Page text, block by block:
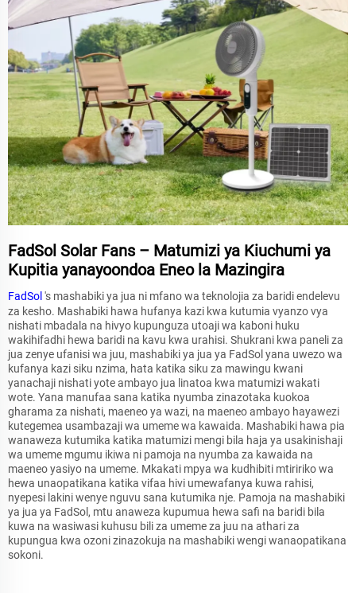
FadSol Solar Fans – Matumizi ya Kiuchumi ya
Kupitia yanayoondoa Eneo la Mazingira
FadSol's mashabiki ya jua ni mfano wa teknolojia za baridi endelevu
za kesho. Mashabiki hawa hufanya kazi kwa kutumia vyanzo vya
nishati mbadala na hivyo kupunguza utoaji wa kaboni huku
wakihifadhi hewa baridi na kavu kwa urahisi. Shukrani kwa paneli za
jua zenye ufanisi wa juu, mashabiki ya jua ya FadSol yana uwezo wa
kufanya kazi siku nzima, hata katika siku za mawingu kwani
yanachaji nishati yote ambayo jua linatoa kwa matumizi wakati
wote. Yana manufaa sana katika nyumba zinazotaka kuokoa
gharama za nishati, maeneo ya wazi, na maeneo ambayo hayawezi
kutegemea usambazaji wa umeme wa kawaida. Mashabiki hawa pia
wanaweza kutumika katika matumizi mengi bila haja ya usakinishaji
wa umeme mgumu ikiwa ni pamoja na nyumba za kawaida na
maeneo yasiyo na umeme. Mkakati mpya wa kudhibiti mtiririko wa
hewa unaopatikana katika vifaa hivi umewafanya kuwa rahisi,
nyepesi lakini wenye nguvu sana kutumika nje. Pamoja na mashabiki
ya jua ya FadSol, mtu anaweza kupumua hewa safi na baridi bila
kuwa na wasiwasi kuhusu bili za umeme za juu na athari za
kupungua kwa ozoni zinazokuja na mashabiki wengi wanaopatikana
sokoni.